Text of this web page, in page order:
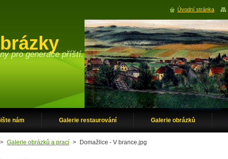
pro generace příští.
nám Galerie restaurování Galerie obrázků
> Galerie obrázků a prací > Domažlice - V brance.jpg
Úvodní stránka